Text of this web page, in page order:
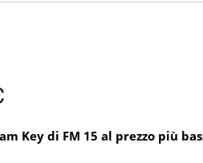
Key di FM 15 al prezzo più